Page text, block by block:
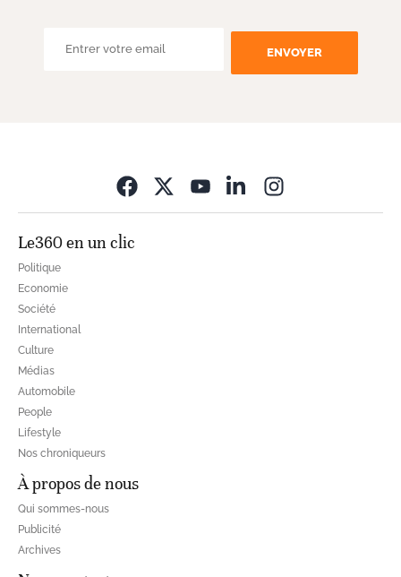
ENVOYER
Le360 en un clic
Politique
Economie
Société
International
Culture
Médias
Automobile
People
Lifestyle
Nos chroniqueurs
À propos de nous
Qui sommes-nous
Publicité
Archives